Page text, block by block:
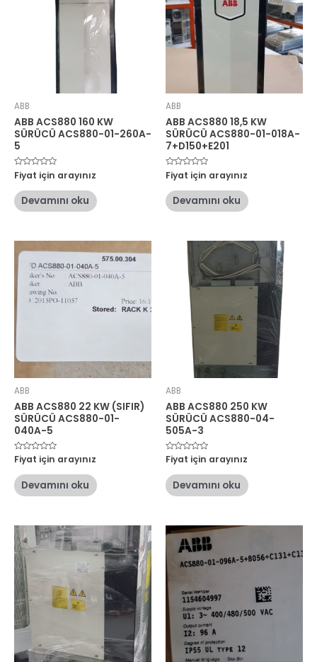
ABB
ABB ACS880 160 KW
SÜRÜCÜ ACS880-01-260A-
5
5
üzerinden
oy
aldı
Fiyat için arayınız
Devamını oku
ABB
ABB ACS880 18,5 KW
SÜRÜCÜ ACS880-01-018A-
7+D150+E201
5
üzerinden
oy
aldı
Fiyat için arayınız
Devamını oku
ABB
ABB ACS880 22 KW (SIFIR)
SÜRÜCÜ ACS880-01-
040A-5
5
üzerinden
oy
aldı
Fiyat için arayınız
Devamını oku
ABB
ABB ACS880 250 KW
SÜRÜCÜ ACS880-04-
505A-3
5
üzerinden
oy
aldı
Fiyat için arayınız
Devamını oku